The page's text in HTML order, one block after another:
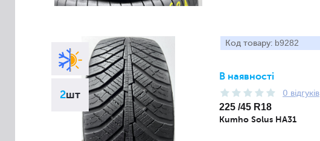
2шт
Код товару: b9282
В наявності
0 відгуків
225 /45 R18
Kumho Solus HA31